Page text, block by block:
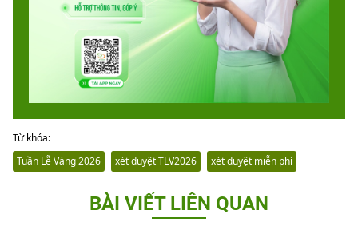
Từ khóa:
Tuần Lễ Vàng 2026
xét duyệt TLV2026 xét duyệt miễn phí
BÀI VIẾT LIÊN QUAN